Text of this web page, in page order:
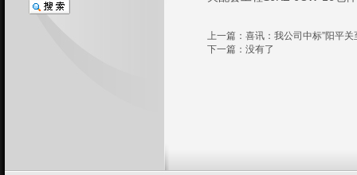
上一篇： 喜讯：我公司中标”阳平
下一篇：没有了